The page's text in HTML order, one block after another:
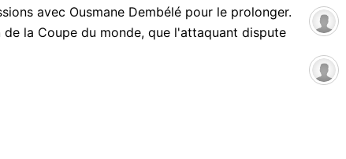
avec Ousmane Dembélé pour le prolonger.
la Coupe du monde, que l'attaquant dispute